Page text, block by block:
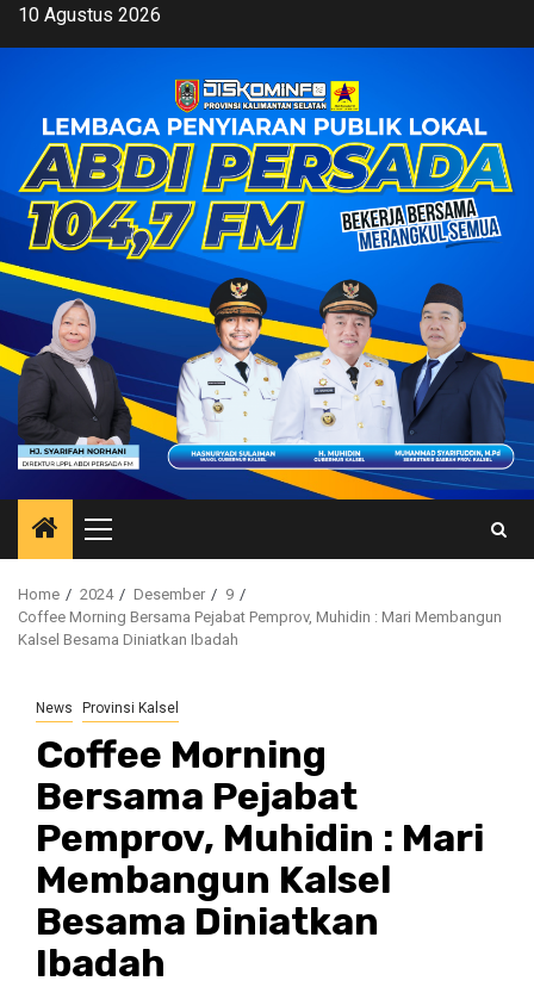
Skip10 Agustus 2026
Primary
Menu
Home 2024 Desember
9
Coffee Morning Bersama Pejabat Pemprov, Muhidin : Mari Membangun
Kalsel Besama Diniatkan Ibadah
News Provinsi Kalsel
Coffee Morning
Bersama Pejabat
Pemprov, Muhidin : Mari
Membangun Kalsel
Besama Diniatkan
Ibadah